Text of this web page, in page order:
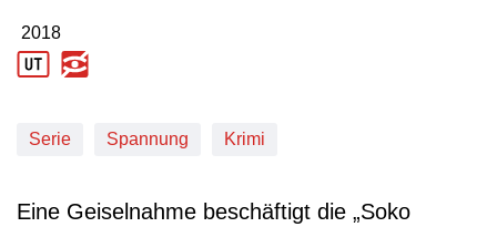
Produktionsjahr: 2018
2018
Serie Spannung Krimi
Eine Geiselnahme beschäftigt die „Soko